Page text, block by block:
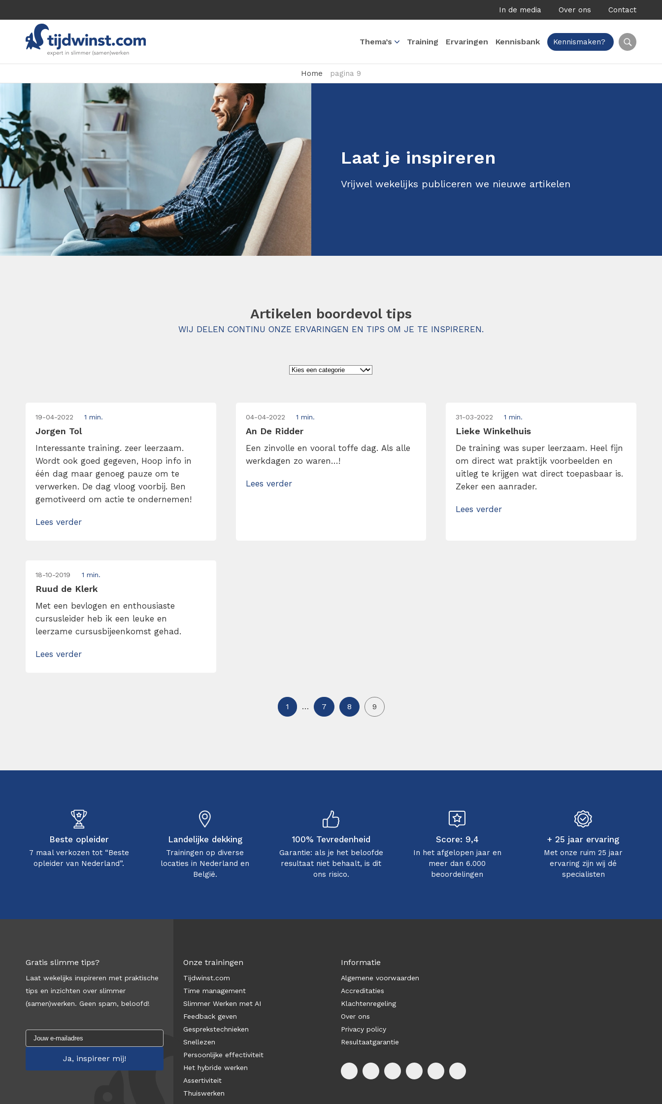
In de media Over ons Contact
Thema’s Training Ervaringen Kennisbank Kennismaken?
Home pagina 9
Laat je inspireren
Vrijwel wekelijks publiceren we nieuwe artikelen
Artikelen boordevol tips
WIJ DELEN CONTINU ONZE ERVARINGEN EN TIPS OM JE TE INSPIREREN.
19-04-2022 1 min.
Jorgen Tol
Interessante training. zeer leerzaam.
Wordt ook goed gegeven, Hoop info in
één dag maar genoeg pauze om te
verwerken. De dag vloog voorbij. Ben
gemotiveerd om actie te ondernemen!
Lees verder
04-04-2022 1 min.
An De Ridder
Een zinvolle en vooral toffe dag. Als alle
werkdagen zo waren…!
Lees verder
31-03-2022 1 min.
Lieke Winkelhuis
De training was super leerzaam. Heel fijn
om direct wat praktijk voorbeelden en
uitleg te krijgen wat direct toepasbaar is.
Zeker een aanrader.
Lees verder
18-10-2019 1 min.
Ruud de Klerk
Met een bevlogen en enthousiaste
cursusleider heb ik een leuke en
leerzame cursusbijeenkomst gehad.
Lees verder
1 … 7 8 9
Beste opleider
7 maal verkozen tot “Beste
opleider van Nederland”.
Landelijke dekking
Trainingen op diverse
locaties in Nederland en
België.
100% Tevredenheid
Garantie: als je het beloofde
resultaat niet behaalt, is dit
ons risico.
Score: 9,4
In het afgelopen jaar en
meer dan 6.000
beoordelingen
+ 25 jaar ervaring
Met onze ruim 25 jaar
ervaring zijn wij dé
specialisten
Gratis slimme tips?
Laat wekelijks inspireren met praktische
tips en inzichten over slimmer
(samen)werken. Geen spam, beloofd!
Onze trainingen
Tijdwinst.com
Time management
Slimmer Werken met AI
Feedback geven
Gesprekstechnieken
Snellezen
Persoonlijke effectiviteit
Het hybride werken
Assertiviteit
Thuiswerken
Informatie
Algemene voorwaarden
Accreditaties
Klachtenregeling
Over ons
Privacy policy
Resultaatgarantie